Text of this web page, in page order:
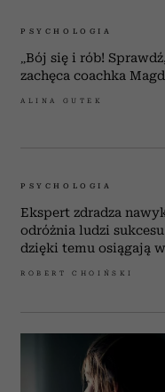
PSYCHOLOGIA
„Bój się i rób!
zachęca coachka
ALINA GUTEK
PSYCHOLOGIA
Ekspert zdradza
odróżnia ludzi
dzięki temu osiągają
ROBERT CHOIŃSKI